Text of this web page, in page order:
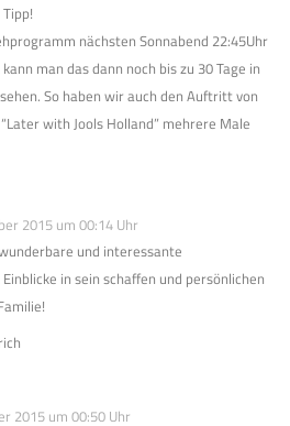
nächsten Sonnabend 22:45Uhr
man das dann noch bis zu 30 Tage in
So haben wir auch den Auftritt von
with Jools Holland” mehrere Male
2015 um 00:14 Uhr
und interessante
in sein schaffen und persönlichen
2015 um 00:50 Uhr